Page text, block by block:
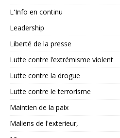
L'Info en continu
Leadership
Liberté de la presse
Lutte contre l’extrémisme violent
Lutte contre la drogue
Lutte contre le terrorisme
Maintien de la paix
Maliens de l'exterieur,